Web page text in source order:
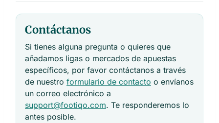
Contáctanos
Si tienes alguna pregunta o quieres que
añadamos ligas o mercados de apuestas
específicos, por favor contáctanos a través
de nuestro formulario de contacto o envíanos
un correo electrónico a
support@footiqo.com. Te responderemos lo
antes posible.